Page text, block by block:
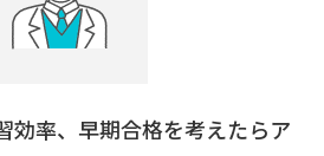
効率、早期合格を考えたらア